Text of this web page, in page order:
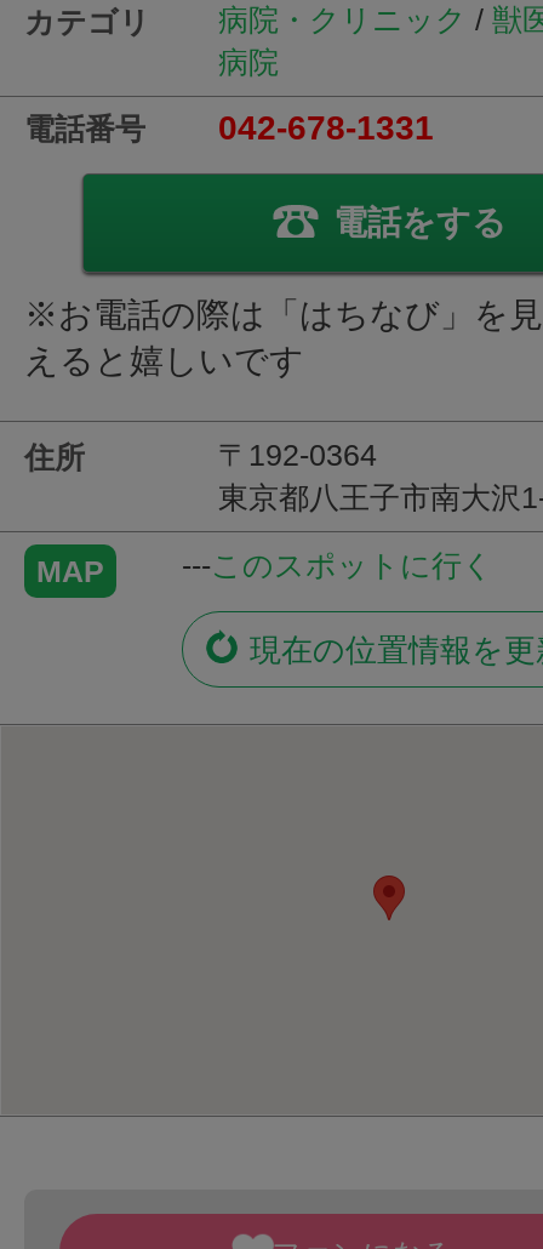
カテゴリ 病院・クリニック / 獣
病院
電話番号
042-678-1331
電話をする
※お電話の際は「はちなび」を
えると嬉しいです
住所
〒192-0364
東京都八王子市南大沢
MAP ---このスポットに行く
現在の位置情報を